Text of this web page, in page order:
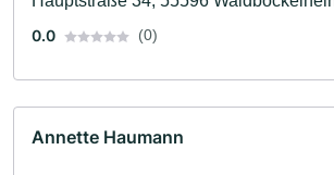
0.0
(0)
Annette Haumann